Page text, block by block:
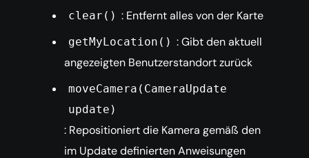
clear() : Entfernt alles von der Karte
getMyLocation() : Gibt den aktuell
angezeigten Benutzerstandort zurück
moveCamera(CameraUpdate
update)
: Repositioniert die Kamera gemäß den
im Update definierten Anweisungen